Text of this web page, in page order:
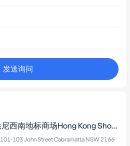
发送询问
悉尼西南地标商场Hong Kong Shopping Plaza核心铺位公开拍卖｜超25年零空置
101-103 John Street Cabramatta NSW 2166